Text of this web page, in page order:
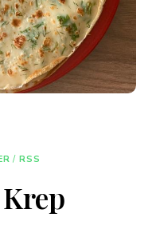
/ RSS